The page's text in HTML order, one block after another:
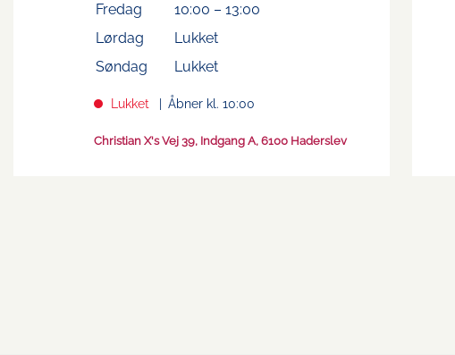
Fredag
10:00 – 13:00
Lørdag
Lukket
Søndag
Lukket
Lukket Åbner kl. 10:00
Christian X's Vej 39, Indgang A, 6100 Haderslev